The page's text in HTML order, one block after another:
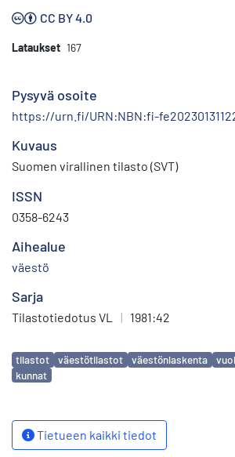
CC BY 4.0
Lataukset 167
Pysyvä osoite
https://urn.fi/URN:NBN:fi-
Kuvaus
Suomen virallinen tilasto (SVT)
ISSN
0358-6243
Aihealue
väestö
Sarja
Tilastotiedotus VL | 1981:42
Avainsanat
tilastot väestötilastot väestönlaskenta
kunnat
Tietueen kaikki tiedot